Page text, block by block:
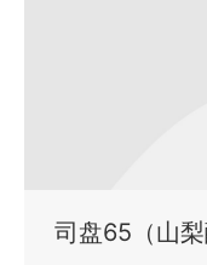
司盘65（山梨